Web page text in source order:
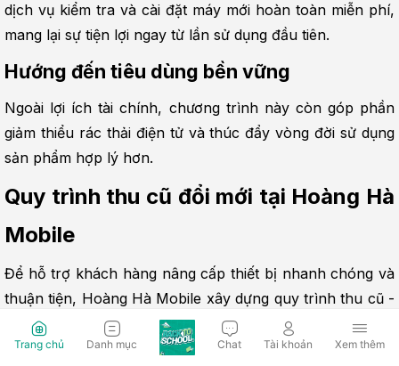
dịch vụ kiểm tra và cài đặt máy mới hoàn toàn miễn phí,
mang lại sự tiện lợi ngay từ lần sử dụng đầu tiên.
Hướng đến tiêu dùng bền vững
Ngoài lợi ích tài chính, chương trình này còn góp phần
giảm thiểu rác thải điện tử và thúc đẩy vòng đời sử dụng
sản phẩm hợp lý hơn.
Quy trình thu cũ đổi mới tại Hoàng Hà
Mobile
Để hỗ trợ khách hàng nâng cấp thiết bị nhanh chóng và
thuận tiện, Hoàng Hà Mobile xây dựng quy trình thu cũ -
đổi mới rõ ràng, chuyên nghiệp. Mỗi bước đều được thực
hiện minh bạch nhằm đảm bảo quyền lợi tối đa cho
Trang chủ Danh mục Chat Tài khoản Xem thêm